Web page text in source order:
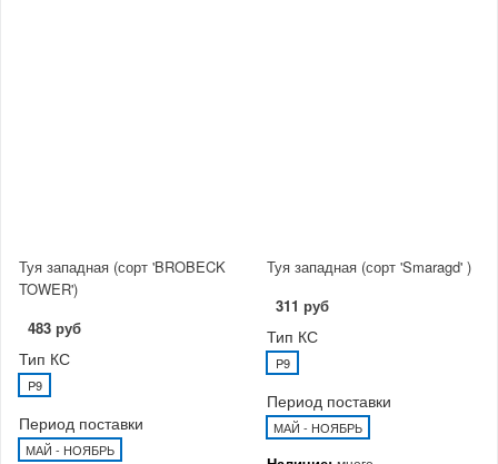
Туя западная (сорт 'BROBECK
TOWER')
483 руб
Тип КС
P9
Период поставки
МАЙ - НОЯБРЬ
Туя западная (сорт 'Smaragd' )
311 руб
Тип КС
P9
Период поставки
МАЙ - НОЯБРЬ